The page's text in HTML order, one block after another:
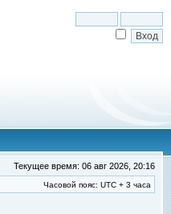
Текущее время: 06 авг 2026, 20:16
Часовой пояс: UTC + 3 часа